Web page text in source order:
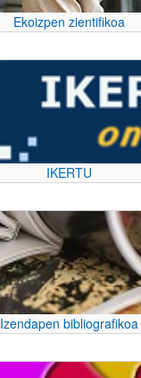
Ekoizpen zientifikoa
IKERTU
Izendapen bibliografikoa